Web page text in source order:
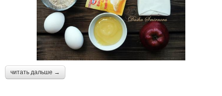
читать дальше →